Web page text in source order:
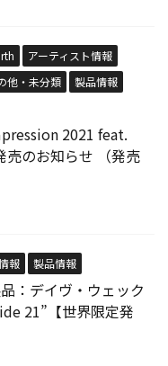
アーティスト情報
他・未分類
製品情報
2021 feat.
売のお知らせ （発売
報 製品情報
：デイヴ・ウェック
21”【世界限定発